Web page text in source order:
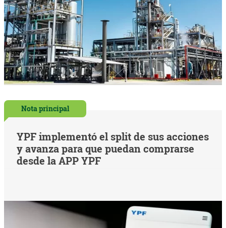
Nota principal
YPF implementó el split de sus acciones
y avanza para que puedan comprarse
desde la APP YPF